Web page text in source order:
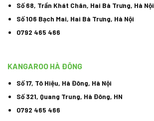
Số 68, Trần Khát Chân, Hai Bà Trưng, Hà Nội
Số 106 Bạch Mai, Hai Bà Trưng, Hà Nội
0792 465 466
KANGAROO HÀ ĐÔNG
Số 17, Tô Hiệu, Hà Đông, Hà Nội
Số 321, Quang Trung, Hà Đông, HN
0792 465 466